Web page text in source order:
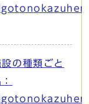
の種類ごと